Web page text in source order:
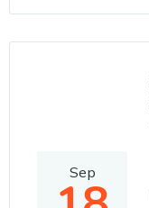
Sep